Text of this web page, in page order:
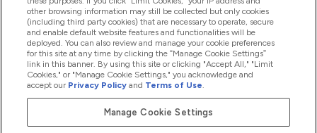
特典＆ポイント
2026 The Hut.com Ltd
other browsing information may still be collected but only cookies
(including third party cookies) that are necessary to operate, secure
and enable default website features and functionalities will be
deployed. You can also review and manage your cookie preferences
for this site at any time by clicking the “Manage Cookie Settings”
link in this banner. By using this site or clicking "Accept All," "Limit
Cookies," or "Manage Cookie Settings," you acknowledge and
accept our Privacy Policy and Terms of Use.
Manage Cookie Settings